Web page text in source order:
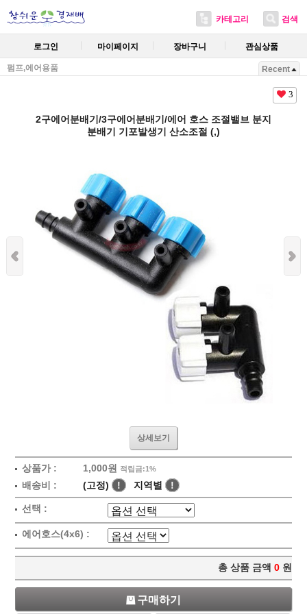
카테고리 검색
로그인 마이페이지 장바구니 관심상품
펌프,에어용품 Recent
3
2구에어분배기/3구에어분배기/에어 호스 조절밸브 분지
분배기 기포발생기 산소조절 (,)
상세보기
상품가 : 1,000원 적립금:1%
배송비 : (고정) ! 지역별 !
선택 :
에어호스(4x6) :
총 상품 금액 0 원
구매하기